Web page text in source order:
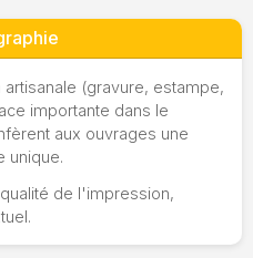
(gravure, estampe,
importante dans le
aux ouvrages une
unique.
de l'impression,